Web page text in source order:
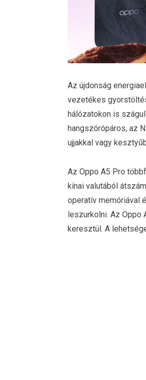
Az újdonság
vezetékes
hálózatokon is
hangszórópáros, az
ujjakkal vagy
Az Oppo A5 Pro
kínai valutából
operatív memóriával
leszurkolni. Az Oppo
keresztül. A